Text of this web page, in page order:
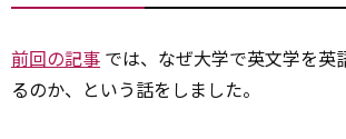
前回の記事 では、なぜ大学で英文学を英
るのか、という話をしました。